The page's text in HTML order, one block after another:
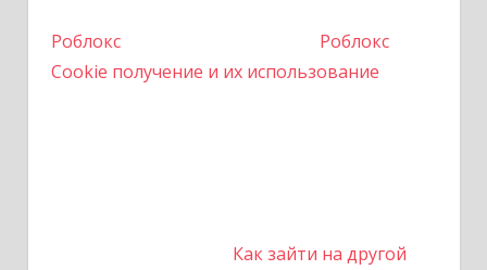
Роблокс
Роблокс
Cookie получение и их использование
Как зайти на другой